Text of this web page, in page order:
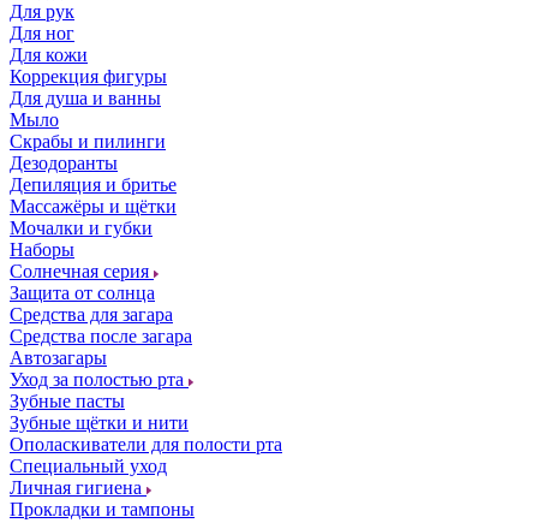
Для рук
Для ног
Для кожи
Коррекция фигуры
Для душа и ванны
Мыло
Скрабы и пилинги
Дезодоранты
Депиляция и бритье
Массажёры и щётки
Мочалки и губки
Наборы
Солнечная серия
Защита от солнца
Средства для загара
Средства после загара
Автозагары
Уход за полостью рта
Зубные пасты
Зубные щётки и нити
Ополаскиватели для полости рта
Специальный уход
Личная гигиена
Прокладки и тампоны